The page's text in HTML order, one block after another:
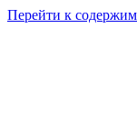
Перейти к